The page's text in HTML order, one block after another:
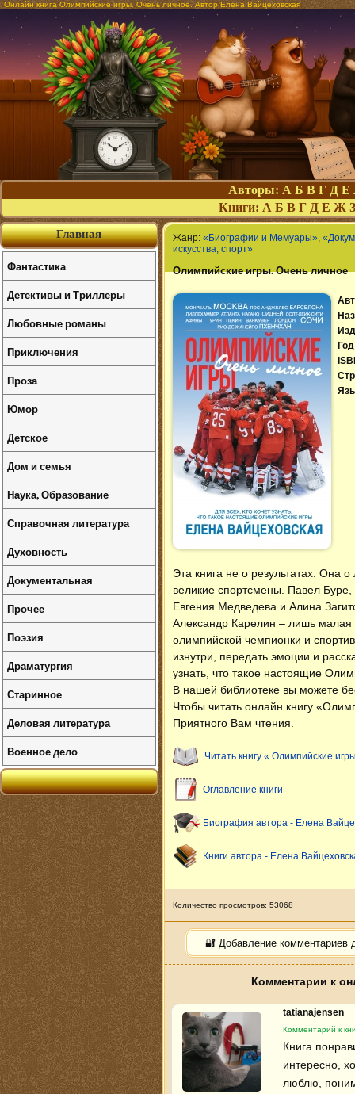
Онлайн книга Олимпийские игры. Очень личное. Автор Елена Вайцеховская
Авторы: А Б В Г Д Е
Книги: А Б В Г Д Е Ж З
Жанр: «Биографии и Мемуары»,
искусства, спорт»
Олимпийские игры. Очень личное
Эта книга не о результатах. Она
великие спортсмены. Павел
Евгения Медведева и Алина
Александр Карелин – лишь малая
олимпийской чемпионки и
изнутри, передать эмоции и
узнать, что такое настоящие
В нашей библиотеке вы можете
Чтобы читать онлайн книгу
Приятного Вам чтения.
Читать книгу « Олимпийские
Оглавление книги
Биография автора - Елена
Книги автора - Елена
Количество просмотров: 53068
🔐 Добавление комментариев
Комментарии к
tatianajensen
Комментарий к
Книга
интересно,
люблю,
Главная
Фантастика
Детективы и Триллеры
Любовные романы
Приключения
Проза
Юмор
Детское
Дом и семья
Наука, Образование
Справочная литература
Духовность
Документальная
Прочее
Поэзия
Драматургия
Старинное
Деловая литература
Военное дело